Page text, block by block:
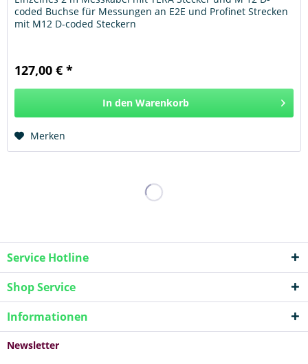
coded Buchse für Messungen an E2E und Profinet Strecken
mit M12 D-coded Steckern
127,00 € *
In den Warenkorb
Merken
Service Hotline
Shop Service
Informationen
Newsletter